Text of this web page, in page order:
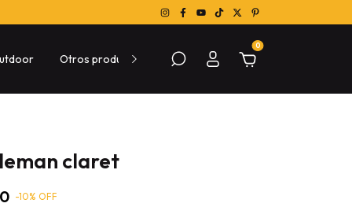
Otros productos Sobre las compras
0
claret
-10% OFF